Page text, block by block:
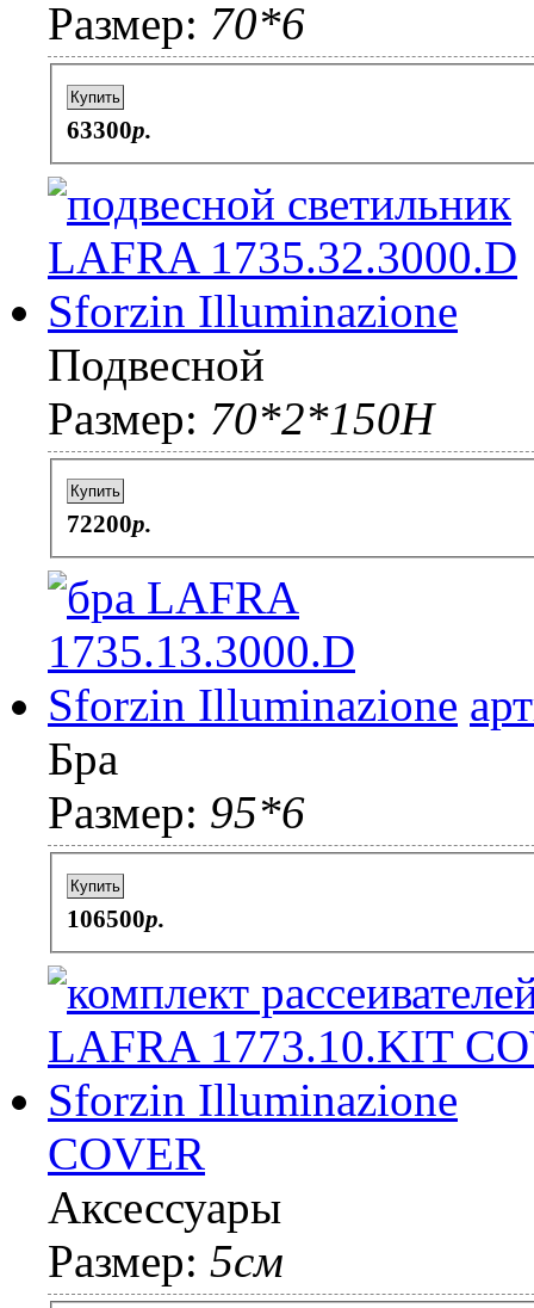
Размер: 70*6
Купить
63300p.
Подвесной
Размер: 70*2*150H
Купить
72200p.
Бра
Размер: 95*6
Купить
106500p.
COVER
Аксессуары
Размер: 5см